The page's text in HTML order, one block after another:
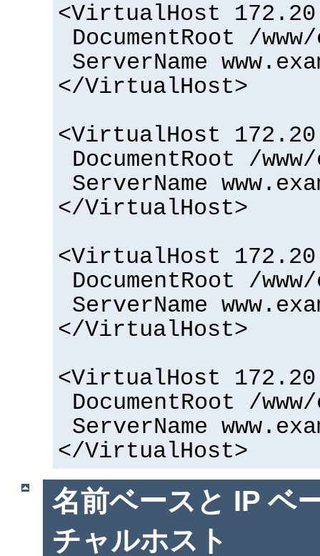
<VirtualHost
DocumentRoot /
ServerName
</VirtualHost>
<VirtualHost
DocumentRoot /
ServerName
</VirtualHost>
<VirtualHost
DocumentRoot /
ServerName
</VirtualHost>
<VirtualHost
DocumentRoot /
ServerName
</VirtualHost>
名前ベースと IP ベ
チャルホスト